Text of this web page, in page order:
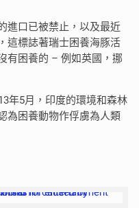
進口已被禁止，以及最近
這標誌著瑞士困養海豚活
有困養的 – 例如英國，挪
年5月，印度的環境和森林
為困養動物作俘虜為人類